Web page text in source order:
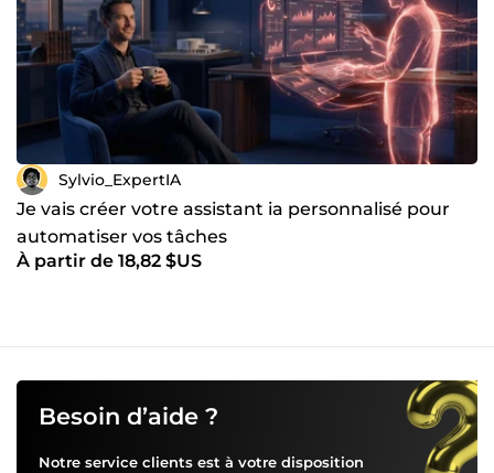
Sylvio_ExpertIA
Je vais créer votre assistant ia personnalisé pour
automatiser vos tâches
À partir de 18,82 $US
Besoin d’aide ?
Notre service clients est à votre disposition